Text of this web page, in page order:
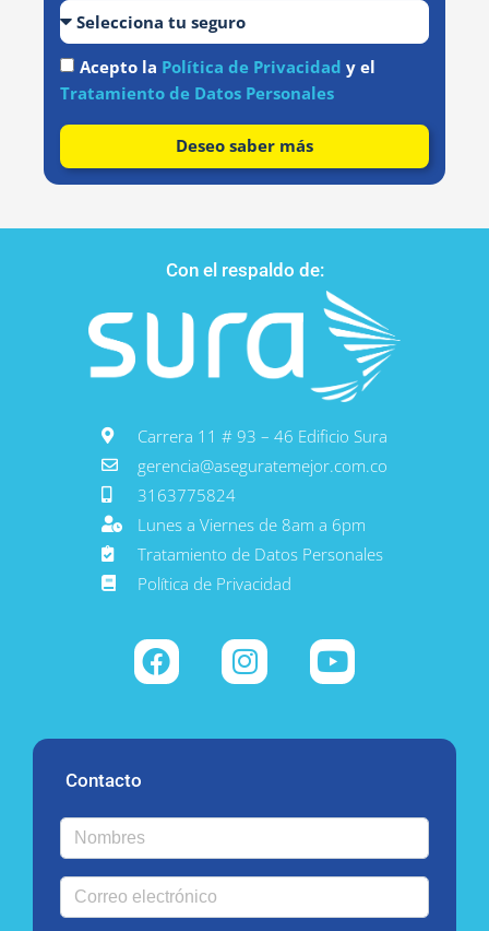
Acepto la Política de Privacidad y el
Tratamiento de Datos Personales
Deseo saber más
Con el respaldo de:
Carrera 11 # 93 – 46 Edificio Sura
gerencia@aseguratemejor.com.co
3163775824
Lunes a Viernes de 8am a 6pm
Tratamiento de Datos Personales
Política de Privacidad
Contacto